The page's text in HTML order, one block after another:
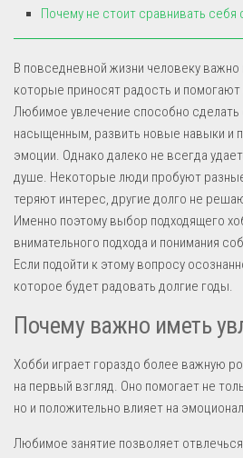
Почему не стоит сравнивать себя
В повседневной жизни человеку важно
которые приносят радость и помогают
Любимое увлечение способно
насыщенным, развить новые навыки и
эмоции. Однако далеко не всегда
душе. Некоторые люди пробуют
теряют интерес, другие долго не
Именно поэтому выбор подходящего
внимательного подхода и понимания
Если подойти к этому вопросу
которое будет радовать долгие годы.
Почему важно иметь
Хобби играет гораздо более важную
на первый взгляд. Оно помогает не
но и положительно влияет на
Любимое занятие позволяет